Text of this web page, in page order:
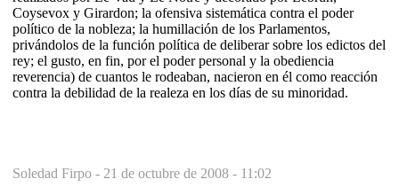
Coysevox y Girardon; la ofensiva sistemática contra el poder
político de la nobleza; la humillación de los Parlamentos,
privándolos de la función política de deliberar sobre los edictos del
rey; el gusto, en fin, por el poder personal y la obediencia
reverencia) de cuantos le rodeaban, nacieron en él como reacción
contra la debilidad de la realeza en los días de su minoridad.
Soledad Firpo - 21 de octubre de 2008 - 11:02